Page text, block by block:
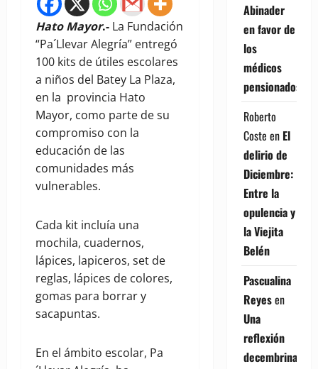
Hato Mayor.- La Fundación
“Pa´Llevar Alegría” entregó
100 kits de útiles escolares
a niños del Batey La Plaza,
en la provincia Hato
Mayor, como parte de su
compromiso con la
educación de las
comunidades más
vulnerables.
Cada kit incluía una
mochila, cuadernos,
lápices, lapiceros, set de
reglas, lápices de colores,
gomas para borrar y
sacapuntas.
En el ámbito escolar, Pa
Abinader
en favor de
los
médicos
pensionados
Roberto
Coste en El
delirio de
Diciembre:
Entre la
opulencia y
la Viejita
Belén
Pascualina
Reyesen
Una
reflexión
decembrina